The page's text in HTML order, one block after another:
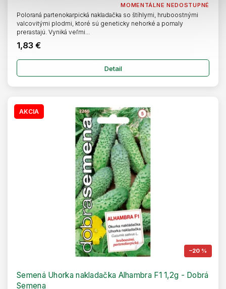
MOMENTÁLNE NEDOSTUPNÉ
1,83 €
Detail
Poloraná partenokarpická nakladačka so štíhlymi, hruboostnými
valcovitými plodmi, ktoré sú geneticky nehorké a pomaly
prerastajú. Vyniká veľmi...
AKCIA
–20 %
Semená Uhorka nakladačka Alhambra F1 1,2g - Dobrá
Semena